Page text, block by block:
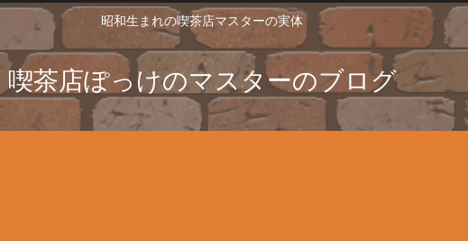
昭和生まれの喫茶店マスターの実体
喫茶店ぽっけのマスターのブログ